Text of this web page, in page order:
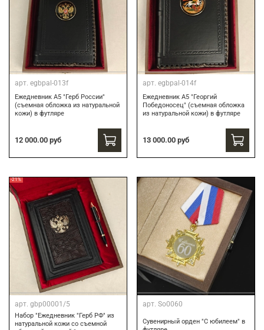
арт. egbpal-013f
Ежедневник А5 "Герб России"
(съемная обложка из натуральной
кожи) в футляре
12 000.00 руб
арт. egbpal-014f
Ежедневник А5 "Георгий
Победоносец" (съемная обложка
из натуральной кожи) в футляре
13 000.00 руб
-21%
арт. gbp00001/5
Набор "Ежедневник "Герб РФ" из
натуральной кожи со съемной
арт. So0060
Сувенирный орден "С юбилеем" в